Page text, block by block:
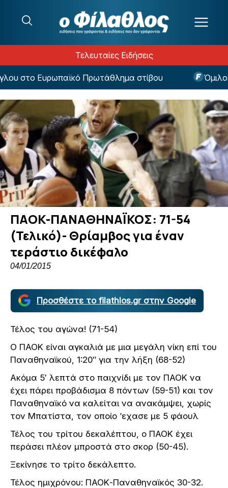
Τελευταίες Ειδήσεις
στο Ευρωπαϊκό Πρωτάθλημα στίβου Όμιλος
ΠΑΟΚ-ΠΑΝΑΘΗΝΑΪΚΟΣ: 71-54
(Τελικό)- Θρίαμβος για έναν
τεράστιο δικέφαλο
04/01/2015
Προσθέστε το filathlos.gr στην Google
Τέλος του αγώνα! (71-54)
Ο ΠΑΟΚ είναι αγκαλιά με μια μεγάλη νίκη επί του
Παναθηναϊκού, 1:20″ για την λήξη (68-52)
Ακόμα 5′ λεπτά στο παιχνίδι με τον ΠΑΟΚ να
έχει πάρει προβάδισμα 8 πόντων (59-51) και τον
Παναθηναϊκό να καλείται να ανακάμψει, χωρίς
τον Μπατίστα, τον οποίο ‘εχασε με 5 φάουλ
Τέλος του τρίτου δεκαλέπτου, ο ΠΑΟΚ έχει
περάσει πλέον μπροστά στο σκορ (50-45).
Ξεκίνησε το τρίτο δεκάλεπτο.
Τέλος ημιχρόνου: ΠΑΟΚ-Παναθηναϊκός 30-32.